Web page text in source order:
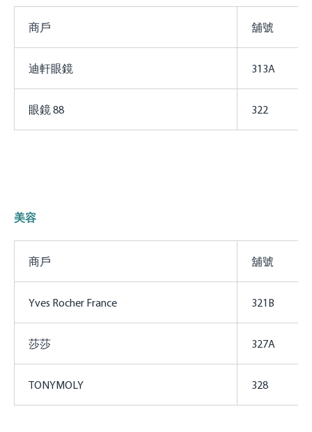
商戶 舖號
迪軒眼鏡 313A
眼鏡 88 322
美容
商戶 舖號
Yves Rocher France 321B
莎莎 327A
TONYMOLY 328